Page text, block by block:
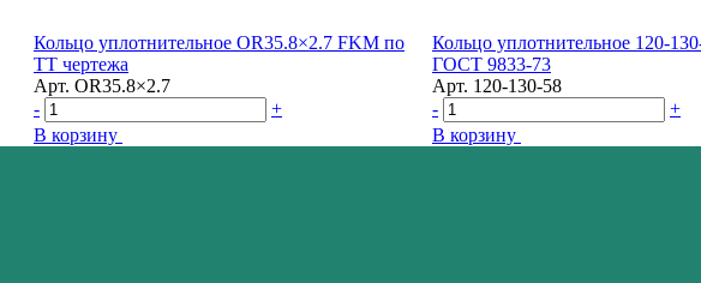
Кольцо уплотнительное OR35.8×2.7 FKM по
ТТ чертежа
Арт. OR35.8×2.7
-
+
В корзину
Кольцо уплотнительное 120-
ГОСТ 9833-73
Арт. 120-130-58
-
+
В корзину